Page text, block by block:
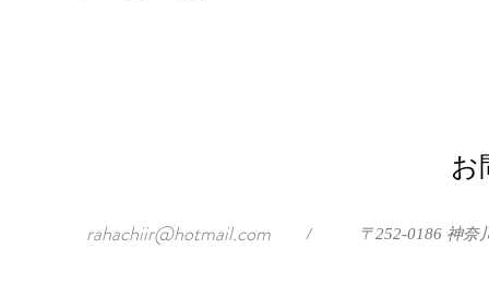
お
rahachiir@hotmail.com / 〒252-0186 神奈